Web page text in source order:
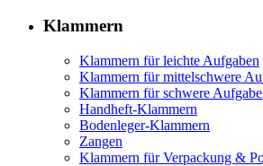
Klammern
Klammern für leichte Aufgaben
Klammern für mittelschwere
Klammern für schwere
Handheft-Klammern
Bodenleger-Klammern
Zangen
Klammern für Verpackung &